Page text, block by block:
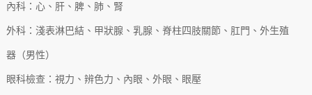
內科：心、肝、脾、肺、腎
外科：淺表淋巴結、甲狀腺、乳腺、脊柱四肢關節、肛門、外生殖
器（男性）
眼科檢查：視力、辨色力、內眼、外眼、眼壓